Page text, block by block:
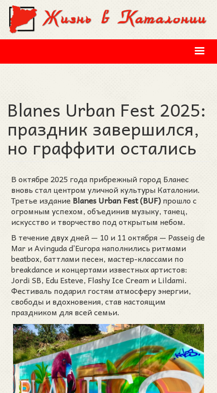
Перейти к основному содержанию
Blanes Urban Fest 2025:
праздник завершился,
но граффити остались
В октябре 2025 года прибрежный город Бланес
вновь стал центром уличной культуры Каталонии.
Третье издание Blanes Urban Fest (BUF)прошло с
огромным успехом, объединив музыку, танец,
искусство и творчество под открытым небом.
В течение двух дней — 10 и 11 октября — Passeig de
Mar и Avinguda d’Europa наполнились ритмами
beatbox, баттлами песен, мастер-классами по
breakdance и концертами известных артистов:
Jordi SB, Edu Esteve, Flashy Ice Cream и Lildami.
Фестиваль подарил гостям атмосферу энергии,
свободы и вдохновения, став настоящим
праздником для всей семьи.